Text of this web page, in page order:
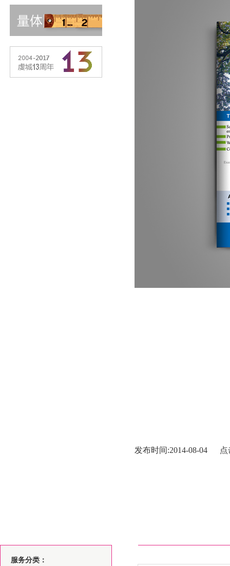
发布时间:2014-08-04 点
服务分类：